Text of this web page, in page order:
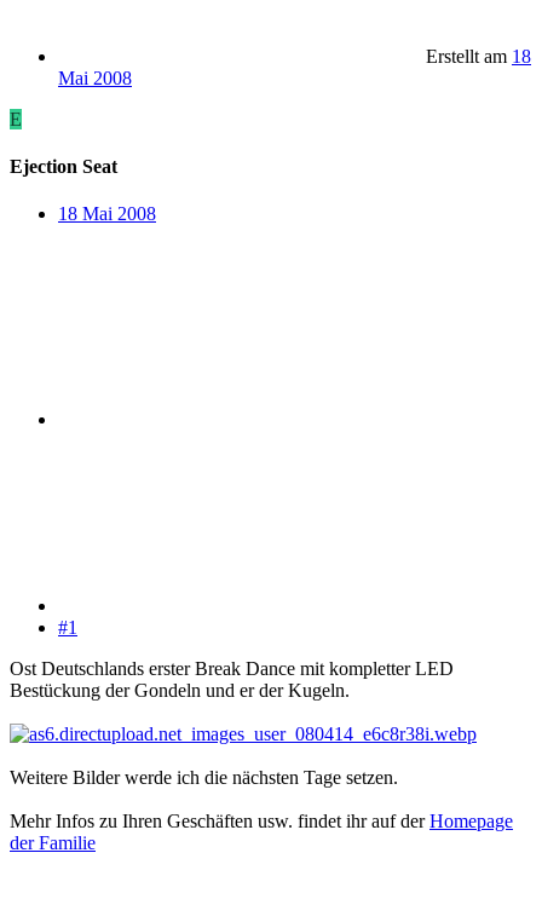
Erstellt am 18
Mai 2008
E
Ejection Seat
18 Mai 2008
#1
Ost Deutschlands erster Break Dance mit kompletter LED
Bestückung der Gondeln und er der Kugeln.
Weitere Bilder werde ich die nächsten Tage setzen.
Mehr Infos zu Ihren Geschäften usw. findet ihr auf derHomepage
der Familie